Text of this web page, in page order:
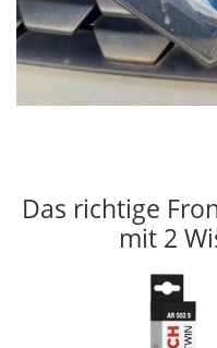
Das richtige
mit 2